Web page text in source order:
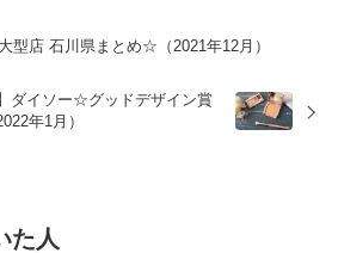
型店 石川県まとめ☆（2021年12月）
ダイソー☆グッドデザイン賞
年1月）
た人